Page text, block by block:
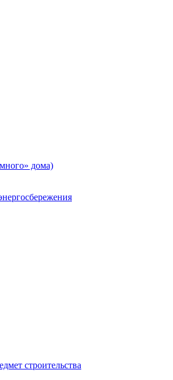
дома)
строительства